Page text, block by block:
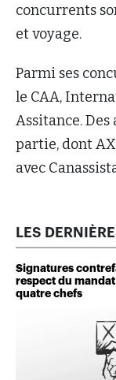
concurrents
et voyage.
Parmi ses
le CAA,
Assitance.
partie, dont
avec
LES
Signatures
respect du
quatre chefs